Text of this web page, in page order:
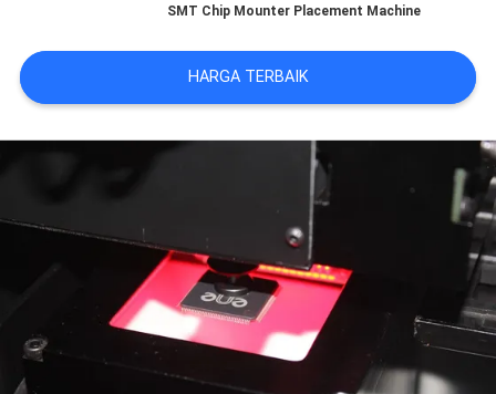
PETA
SITUS
KEBIJAKAN
PRIVASI
SMT Chip Mounter Placement Machine
HARGA TERBAIK